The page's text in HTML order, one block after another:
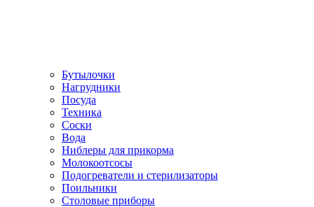
Бутылочки
Нагрудники
Посуда
Техника
Соски
Вода
Ниблеры для прикорма
Молокоотсосы
Подогреватели и стерилизаторы
Поильники
Столовые приборы